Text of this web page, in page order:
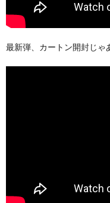
最新弾、カートン開封じゃ